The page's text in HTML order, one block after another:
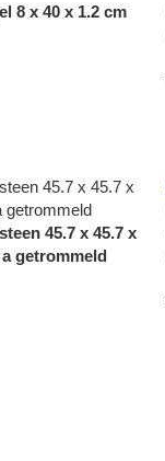
8 x 40 x 1.2 cm
45.7 x 45.7 x
getrommeld